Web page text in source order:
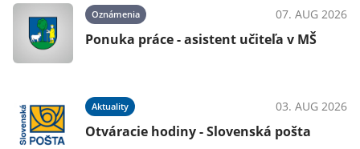
Oznámenia 07. AUG 2026
Ponuka práce - asistent učiteľa v MŠ
Aktuality 03. AUG 2026
Otváracie hodiny - Slovenská pošta